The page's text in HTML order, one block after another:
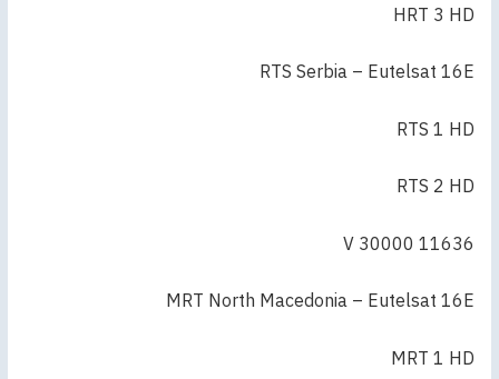
HRT 3 HD
RTS Serbia – Eutelsat 16E
RTS 1 HD
RTS 2 HD
11636 V 30000
MRT North Macedonia – Eutelsat 16E
MRT 1 HD